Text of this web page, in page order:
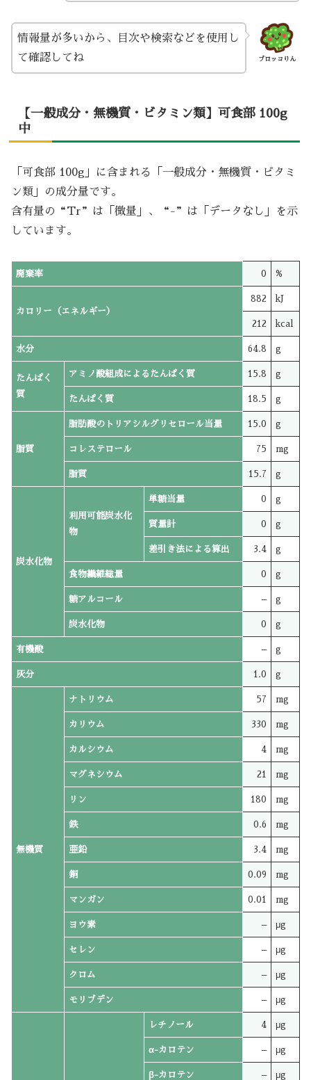
ブロッコりん
情報量が多いから、目次や検索などを使用し
て確認してね
【一般成分・無機質・ビタミン類】可食部 100g
中
「可食部 100g」に含まれる「一般成分・無機質・ビタミ
ン類」の成分量です。
含有量の“Tr”は「微量」、“-”は「データなし」を示
しています。
廃棄率 0 %
カロリー（エネルギー）
882 kJ
212 kcal
水分 64.8 g
たんぱく
質
アミノ酸組成によるたんぱく質 15.8 g
たんぱく質 18.5 g
脂質
脂肪酸のトリアシルグリセロール当量 15.0 g
コレステロール 75 mg
脂質 15.7 g
炭水化物
利用可能炭水化
物
単糖当量 0 g
質量計 0 g
差引き法による算出 3.4 g
食物繊維総量 0 g
糖アルコール – g
炭水化物 0 g
有機酸 – g
灰分 1.0 g
無機質
ナトリウム 57 mg
カリウム 330 mg
カルシウム 4 mg
マグネシウム 21 mg
リン 180 mg
鉄 0.6 mg
亜鉛 3.4 mg
銅 0.09 mg
マンガン 0.01 mg
ヨウ素 – μg
セレン – μg
クロム – μg
モリブデン – μg
レチノール 4 μg
α-カロテン – μg
β-カロテン – μg